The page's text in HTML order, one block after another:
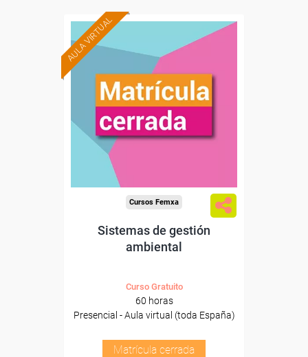
AULA VIRTUAL
Cursos Femxa
Sistemas de gestión
ambiental
Curso Gratuito
60 horas
Presencial - Aula virtual (toda España)
Matrícula cerrada